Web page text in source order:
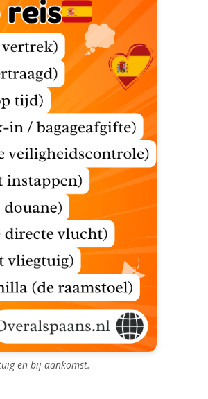
en bij aankomst.